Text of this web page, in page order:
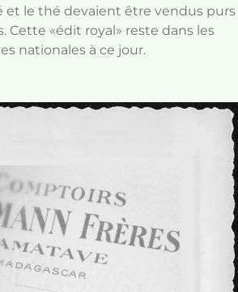
et le thé devaient être vendus purs
Cette «édit royal» reste dans les
nationales à ce jour.